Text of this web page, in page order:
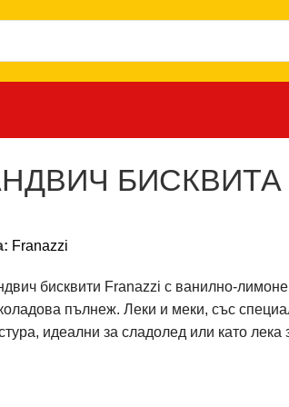
БИСКВИТА
Franazzi
бисквити Franazzi с ванилно-
пълнеж. Леки и меки, със
идеални за сладолед или като лека